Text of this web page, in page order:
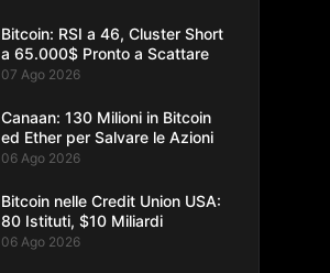
Bitcoin: RSI a 46, Cluster Short
a 65.000$ Pronto a Scattare
07 Ago 2026
Canaan: 130 Milioni in Bitcoin
ed Ether per Salvare le Azioni
06 Ago 2026
Bitcoin nelle Credit Union USA:
80 Istituti, $10 Miliardi
06 Ago 2026